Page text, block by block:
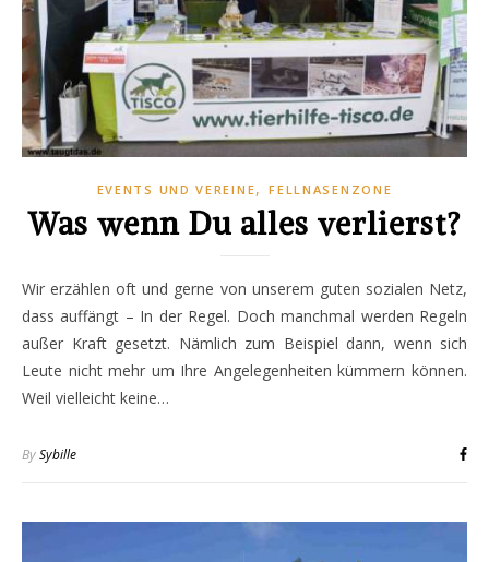
EVENTS UND VEREINE,FELLNASENZONE
Was wenn Du alles verlierst?
Wir erzählen oft und gerne von unserem guten sozialen Netz,
dass auffängt – In der Regel. Doch manchmal werden Regeln
außer Kraft gesetzt. Nämlich zum Beispiel dann, wenn sich
Leute nicht mehr um Ihre Angelegenheiten kümmern können.
Weil vielleicht keine…
BySybille